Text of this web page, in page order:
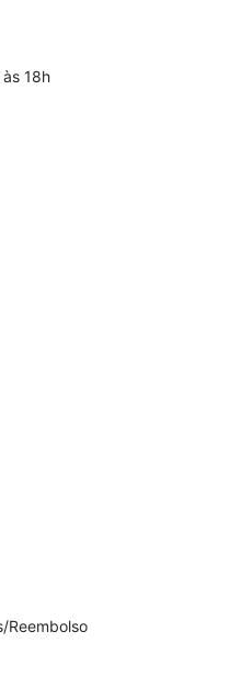
18h
Reembolso